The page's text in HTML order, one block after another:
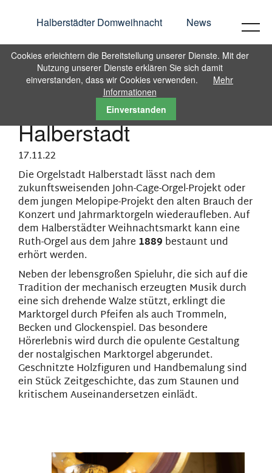
Halberstädter Domweihnacht News
Halberstädter Domweihnacht News
Marktorgel - Ein neues
altes Schätzchen für
Halberstadt
17.11.22
Die Orgelstadt Halberstadt lässt nach dem
zukunftsweisenden John-Cage-Orgel-Projekt oder
dem jungen Melopipe-Projekt den alten Brauch der
Konzert und Jahrmarktorgeln wiederaufleben. Auf
dem Halberstädter Weihnachtsmarkt kann eine
Ruth-Orgel aus dem Jahre 1889 bestaunt und
erhört werden.
Neben der lebensgroßen Spieluhr, die sich auf die
Tradition der mechanisch erzeugten Musik durch
eine sich drehende Walze stützt, erklingt die
Marktorgel durch Pfeifen als auch Trommeln,
Becken und Glockenspiel. Das besondere
Hörerlebnis wird durch die opulente Gestaltung
der nostalgischen Marktorgel abgerundet.
Geschnitzte Holzfiguren und Handbemalung sind
ein Stück Zeitgeschichte, das zum Staunen und
kritischem Auseinandersetzen einlädt.
Cookies erleichtern die Bereitstellung unserer Dienste. Mit der
Nutzung unserer Dienste erklären Sie sich damit
einverstanden, dass wir Cookies verwenden.
Mehr
Informationen
Einverstanden